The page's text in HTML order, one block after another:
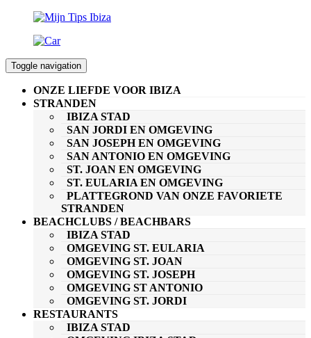
Toggle navigation
ONZE LIEFDE VOOR IBIZA
STRANDEN
IBIZA STAD
SAN JORDI EN OMGEVING
SAN JOSEPH EN OMGEVING
SAN ANTONIO EN OMGEVING
ST. JOAN EN OMGEVING
ST. EULARIA EN OMGEVING
PLATTEGROND VAN ONZE FAVORIETE
STRANDEN
BEACHCLUBS / BEACHBARS
IBIZA STAD
OMGEVING ST. EULARIA
OMGEVING ST. JOAN
OMGEVING ST. JOSEPH
OMGEVING ST ANTONIO
OMGEVING ST. JORDI
RESTAURANTS
IBIZA STAD